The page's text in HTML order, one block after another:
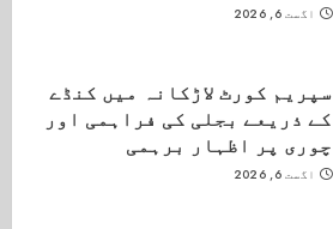
اگست 6, 2026
سپریم کورٹ لاڑکانہ میں کنڈے
کے ذریعے بجلی کی فراہمی اور
چوری پر اظہار برہمی
اگست 6, 2026